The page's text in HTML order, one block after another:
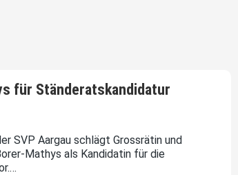
für Ständeratskandidatur
SVP Aargau schlägt Grossrätin und
Mathys als Kandidatin für die